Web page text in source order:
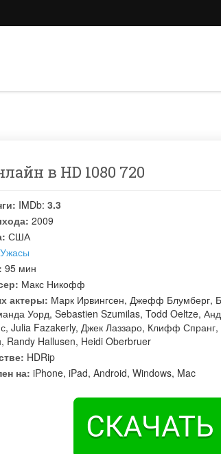
в HD 1080 720
IMDb: 3.3
2009
США
Ужасы
95 мин
Макс Никофф
актеры: Марк Ирвингсен, Джефф Блумберг,
Уорд, Sebastien Szumilas, Todd Oeltze,
, Julia Fazakerly, Джек Лаззаро, Клифф Спранг,
, Randy Hallusen, Heidi Oberbruer
HDRip
на: iPhone, iPad, Android, Windows, Mac